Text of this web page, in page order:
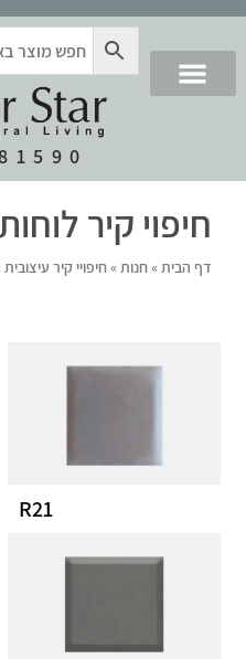
חיפוי קיר
דף הבית»חנות»חיפויי קיר עיצובית
R21